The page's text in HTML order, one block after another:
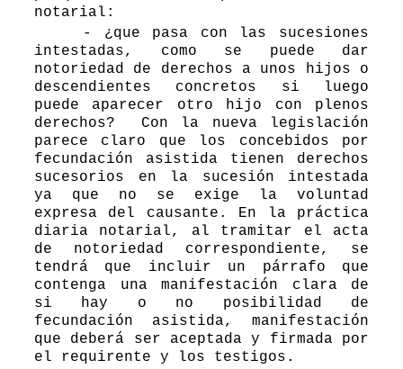
notarial:
- ¿que pasa con las sucesiones
intestadas, como se puede dar
notoriedad de derechos a unos hijos o
descendientes concretos si luego
puede aparecer otro hijo con plenos
derechos? Con la nueva legislación
parece claro que los concebidos por
fecundación asistida tienen derechos
sucesorios en la sucesión intestada
ya que no se exige la voluntad
expresa del causante. En la práctica
diaria notarial, al tramitar el acta
de notoriedad correspondiente, se
tendrá que incluir un párrafo que
contenga una manifestación clara de
si hay o no posibilidad de
fecundación asistida, manifestación
que deberá ser aceptada y firmada por
el requirente y los testigos.